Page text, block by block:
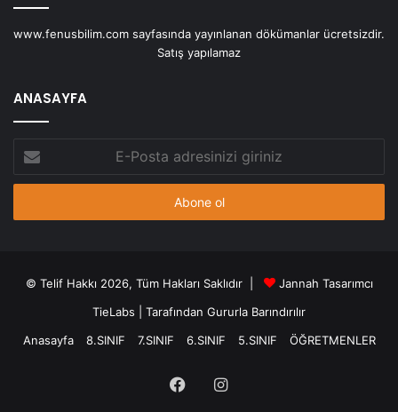
www.fenusbilim.com sayfasında yayınlanan dökümanlar ücretsizdir.
Satış yapılamaz
ANASAYFA
Posta
adresinizi
© Telif Hakkı 2026, Tüm Hakları Saklıdır |
Jannah Tasarımcı
TieLabs | Tarafından Gururla Barındırılır
Anasayfa
8.SINIF 7.SINIF 6.SINIF 5.SINIF ÖĞRETMENLER
FacebookInstagram